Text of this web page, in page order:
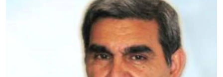
AZƏRBAYCAN ƏDƏBIYYATI KITABXANASI